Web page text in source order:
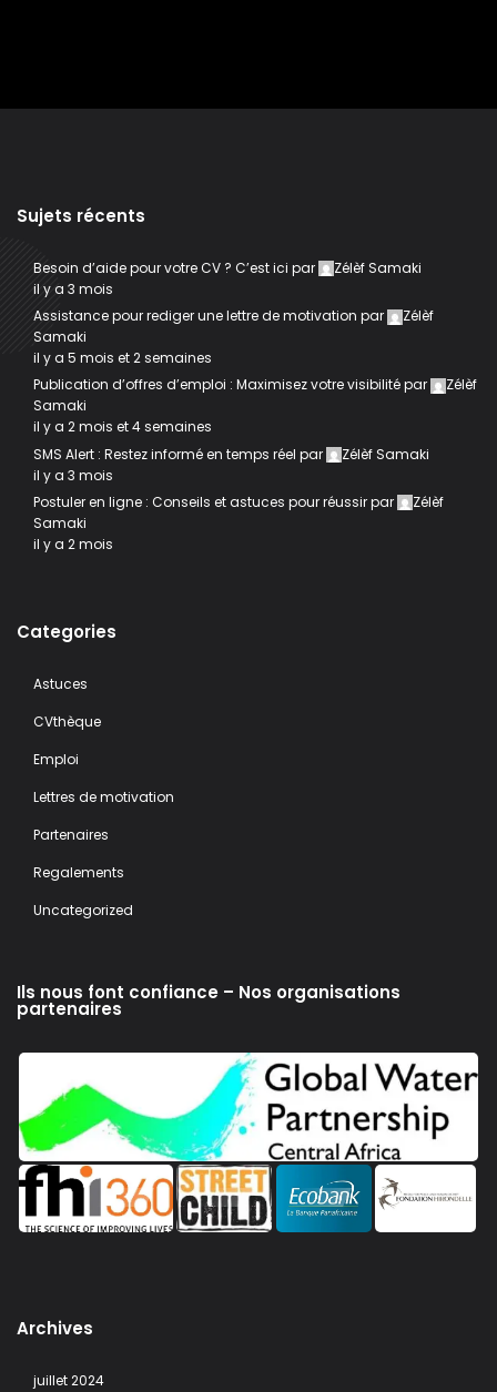
Sujets récents
Besoin d’aide pour votre CV ? C’est ici par
Zélèf Samaki
il y a 3 mois
Assistance pour rediger une lettre de motivation par
Zélèf
Samaki
il y a 5 mois et 2 semaines
Publication d’offres d’emploi : Maximisez votre visibilitépar
Zélèf
Samaki
il y a 2 mois et 4 semaines
SMS Alert : Restez informé en temps réel par
Zélèf Samaki
il y a 3 mois
Postuler en ligne : Conseils et astuces pour réussirpar
Zélèf
Samaki
il y a 2 mois
Categories
Astuces
CVthèque
Emploi
Lettres de motivation
Partenaires
Regalements
Uncategorized
Ils nous font confiance – Nos organisations
partenaires
Archives
juillet 2024